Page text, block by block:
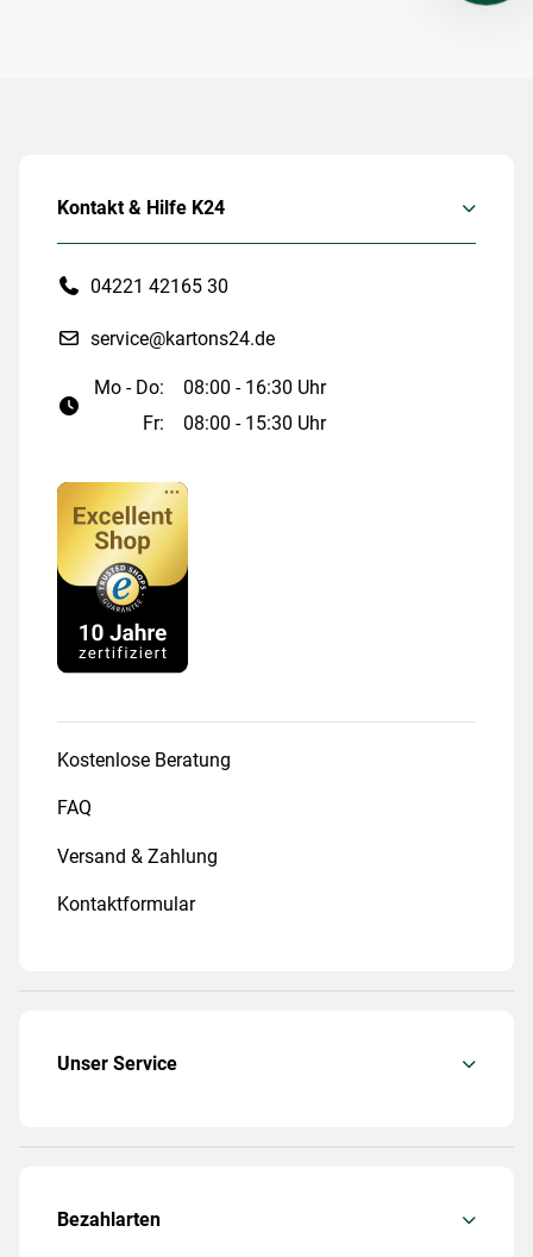
Kontakt & Hilfe K24
04221 42165 30
service@kartons24.de
Mo - Do:
08:00 - 16:30 Uhr
Fr:
08:00 - 15:30 Uhr
Kostenlose Beratung
FAQ
Versand & Zahlung
Kontaktformular
Unser Service
Bezahlarten